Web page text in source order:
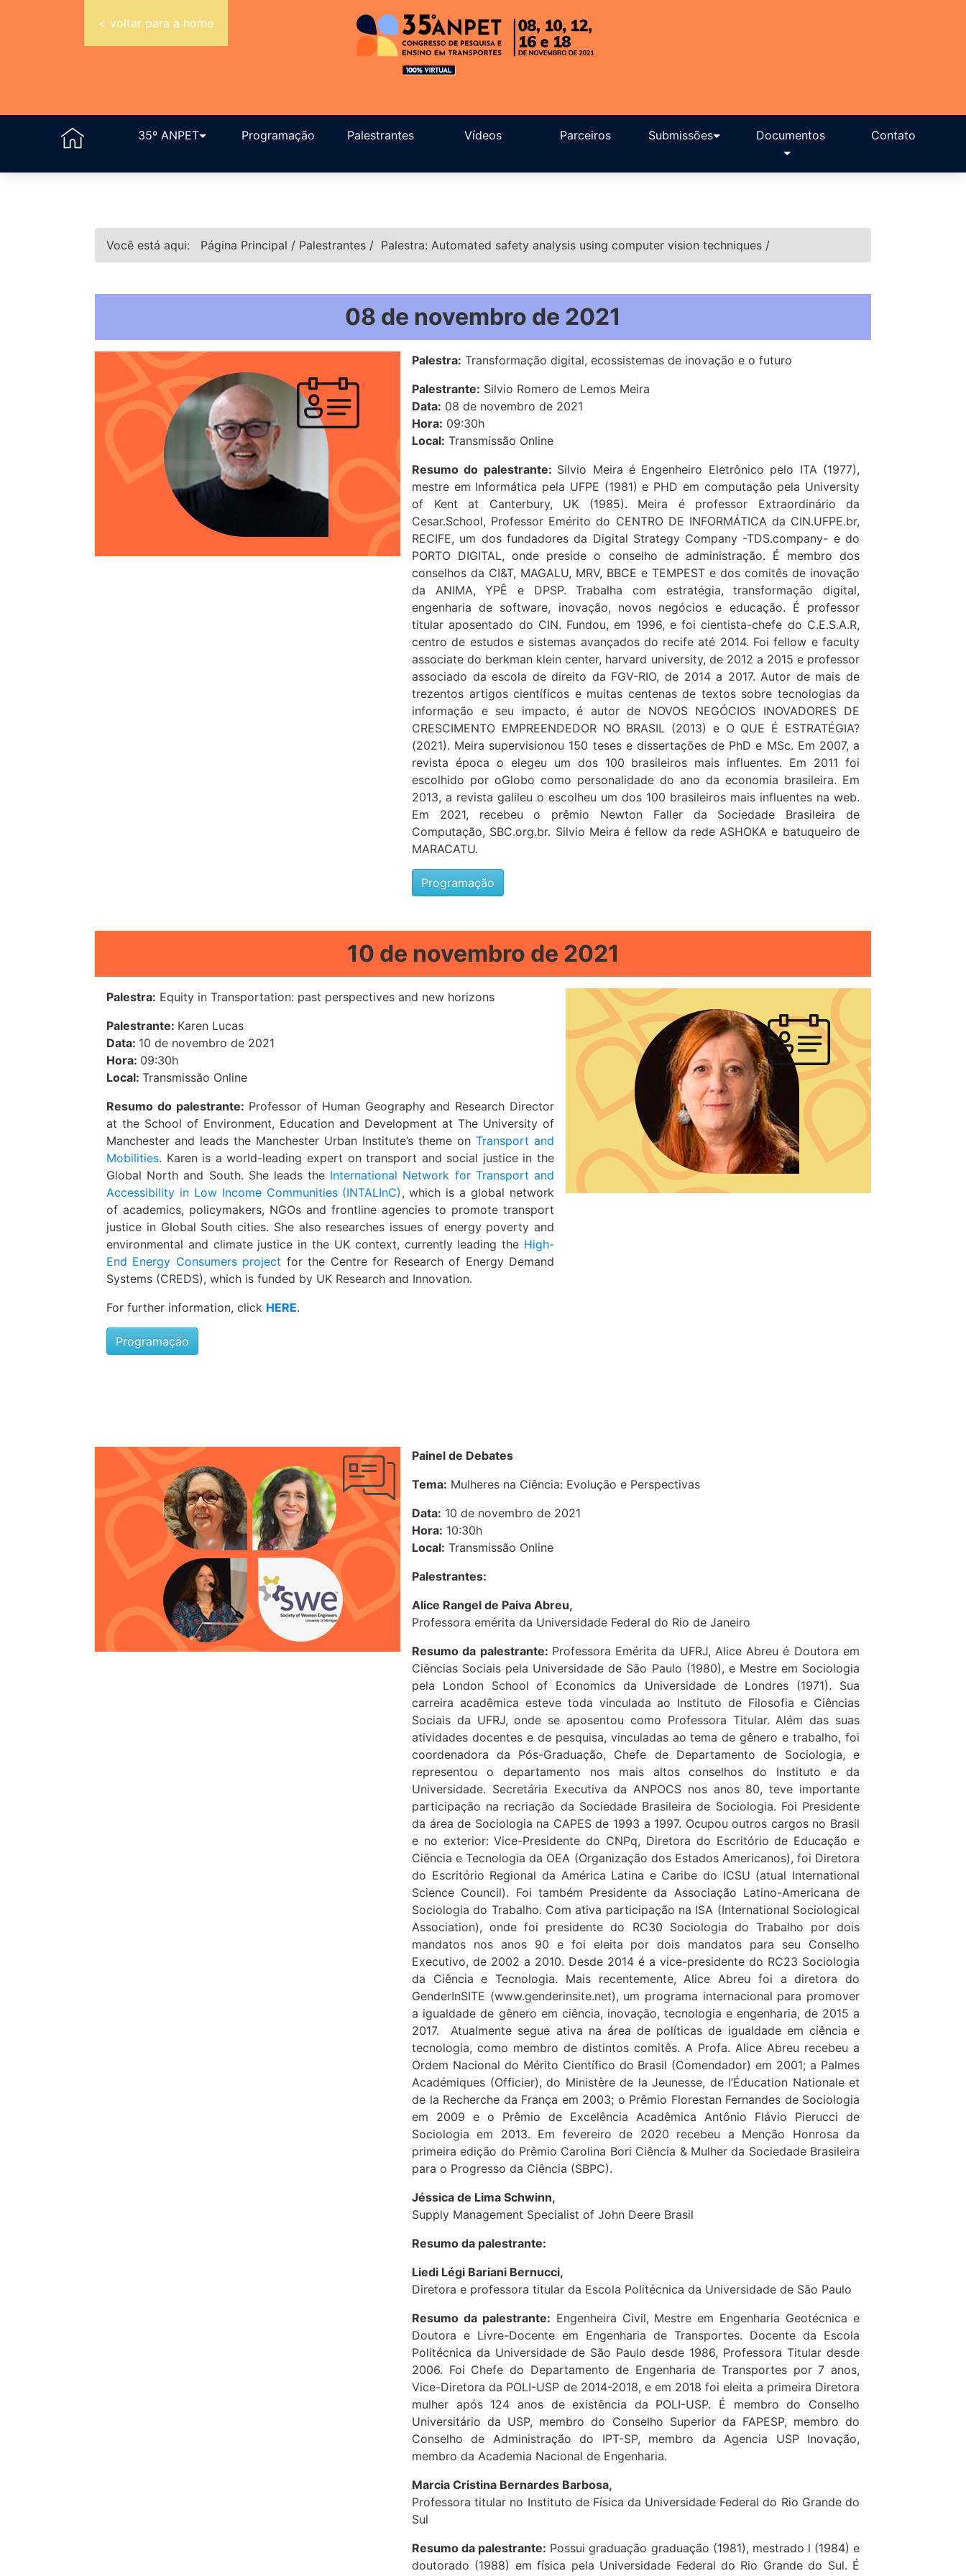
35º ANPET Programação Palestrantes Vídeos Parceiros Submissões Documentos Contato
< voltar para a home
Você está aqui: Página Principal / Palestrantes / Palestra: Automated safety analysis using computer vision techniques /
08 de novembro de 2021
Palestra: Transformação digital, ecossistemas de inovação e o futuro
Palestrante: Silvio Romero de Lemos Meira
Data: 08 de novembro de 2021
Hora: 09:30h
Local: Transmissão Online
Resumo do palestrante: Silvio Meira é Engenheiro Eletrônico pelo ITA (1977),
mestre em Informática pela UFPE (1981) e PHD em computação pela University
of Kent at Canterbury, UK (1985). Meira é professor Extraordinário da
Cesar.School, Professor Emérito do CENTRO DE INFORMÁTICA da CIN.UFPE.br,
RECIFE, um dos fundadores da Digital Strategy Company -TDS.company- e do
PORTO DIGITAL, onde preside o conselho de administração. É membro dos
conselhos da CI&T, MAGALU, MRV, BBCE e TEMPEST e dos comitês de inovação
da ANIMA, YPÊ e DPSP. Trabalha com estratégia, transformação digital,
engenharia de software, inovação, novos negócios e educação. É professor
titular aposentado do CIN. Fundou, em 1996, e foi cientista-chefe do C.E.S.A.R,
centro de estudos e sistemas avançados do recife até 2014. Foi fellow e faculty
associate do berkman klein center, harvard university, de 2012 a 2015 e professor
associado da escola de direito da FGV-RIO, de 2014 a 2017. Autor de mais de
trezentos artigos científicos e muitas centenas de textos sobre tecnologias da
informação e seu impacto, é autor de NOVOS NEGÓCIOS INOVADORES DE
CRESCIMENTO EMPREENDEDOR NO BRASIL (2013) e O QUE É ESTRATÉGIA?
(2021). Meira supervisionou 150 teses e dissertações de PhD e MSc. Em 2007, a
revista época o elegeu um dos 100 brasileiros mais influentes. Em 2011 foi
escolhido por oGlobo como personalidade do ano da economia brasileira. Em
2013, a revista galileu o escolheu um dos 100 brasileiros mais influentes na web.
Em 2021, recebeu o prêmio Newton Faller da Sociedade Brasileira de
Computação, SBC.org.br. Silvio Meira é fellow da rede ASHOKA e batuqueiro de
MARACATU.
Programação
10 de novembro de 2021
Palestra: Equity in Transportation: past perspectives and new horizons
Palestrante: Karen Lucas
Data: 10 de novembro de 2021
Hora: 09:30h
Local: Transmissão Online
Resumo do palestrante: Professor of Human Geography and Research Director
at the School of Environment, Education and Development at The University of
Manchester and leads the Manchester Urban Institute’s theme on Transport and
Mobilities. Karen is a world-leading expert on transport and social justice in the
Global North and South. She leads the International Network for Transport and
Accessibility in Low Income Communities (INTALInC) , which is a global network
of academics, policymakers, NGOs and frontline agencies to promote transport
justice in Global South cities. She also researches issues of energy poverty and
environmental and climate justice in the UK context, currently leading the High-
End Energy Consumers project for the Centre for Research of Energy Demand
Systems (CREDS), which is funded by UK Research and Innovation.
For further information, click HERE.
Programação
Painel de Debates
Tema: Mulheres na Ciência: Evolução e Perspectivas
Data: 10 de novembro de 2021
Hora: 10:30h
Local: Transmissão Online
Palestrantes:
Alice Rangel de Paiva Abreu,
Professora emérita da Universidade Federal do Rio de Janeiro
Resumo da palestrante: Professora Emérita da UFRJ, Alice Abreu é Doutora em
Ciências Sociais pela Universidade de São Paulo (1980), e Mestre em Sociologia
pela London School of Economics da Universidade de Londres (1971). Sua
carreira acadêmica esteve toda vinculada ao Instituto de Filosofia e Ciências
Sociais da UFRJ, onde se aposentou como Professora Titular. Além das suas
atividades docentes e de pesquisa, vinculadas ao tema de gênero e trabalho, foi
coordenadora da Pós-Graduação, Chefe de Departamento de Sociologia, e
representou o departamento nos mais altos conselhos do Instituto e da
Universidade. Secretária Executiva da ANPOCS nos anos 80, teve importante
participação na recriação da Sociedade Brasileira de Sociologia. Foi Presidente
da área de Sociologia na CAPES de 1993 a 1997. Ocupou outros cargos no Brasil
e no exterior: Vice-Presidente do CNPq, Diretora do Escritório de Educação e
Ciência e Tecnologia da OEA (Organização dos Estados Americanos), foi Diretora
do Escritório Regional da América Latina e Caribe do ICSU (atual International
Science Council). Foi também Presidente da Associação Latino-Americana de
Sociologia do Trabalho. Com ativa participação na ISA (International Sociological
Association), onde foi presidente do RC30 Sociologia do Trabalho por dois
mandatos nos anos 90 e foi eleita por dois mandatos para seu Conselho
Executivo, de 2002 a 2010. Desde 2014 é a vice-presidente do RC23 Sociologia
da Ciência e Tecnologia. Mais recentemente, Alice Abreu foi a diretora do
GenderInSITE (www.genderinsite.net), um programa internacional para promover
a igualdade de gênero em ciência, inovação, tecnologia e engenharia, de 2015 a
2017. Atualmente segue ativa na área de políticas de igualdade em ciência e
tecnologia, como membro de distintos comitês. A Profa. Alice Abreu recebeu a
Ordem Nacional do Mérito Científico do Brasil (Comendador) em 2001; a Palmes
Académiques (Officier), do Ministère de la Jeunesse, de l’Éducation Nationale et
de la Recherche da França em 2003; o Prêmio Florestan Fernandes de Sociologia
em 2009 e o Prêmio de Excelência Acadêmica Antônio Flávio Pierucci de
Sociologia em 2013. Em fevereiro de 2020 recebeu a Menção Honrosa da
primeira edição do Prêmio Carolina Bori Ciência & Mulher da Sociedade Brasileira
para o Progresso da Ciência (SBPC).
Jéssica de Lima Schwinn,
Supply Management Specialist of John Deere Brasil
Resumo da palestrante:
Liedi Légi Bariani Bernucci,
Diretora e professora titular da Escola Politécnica da Universidade de São Paulo
Resumo da palestrante: Engenheira Civil, Mestre em Engenharia Geotécnica e
Doutora e Livre-Docente em Engenharia de Transportes. Docente da Escola
Politécnica da Universidade de São Paulo desde 1986, Professora Titular desde
2006. Foi Chefe do Departamento de Engenharia de Transportes por 7 anos,
Vice-Diretora da POLI-USP de 2014-2018, e em 2018 foi eleita a primeira Diretora
mulher após 124 anos de existência da POLI-USP. É membro do Conselho
Universitário da USP, membro do Conselho Superior da FAPESP, membro do
Conselho de Administração do IPT-SP, membro da Agencia USP Inovação,
membro da Academia Nacional de Engenharia.
Marcia Cristina Bernardes Barbosa,
Professora titular no Instituto de Física da Universidade Federal do Rio Grande do
Sul
Resumo da palestrante: Possui graduação graduação (1981), mestrado l (1984) e
doutorado (1988) em física pela Universidade Federal do Rio Grande do Sul. É